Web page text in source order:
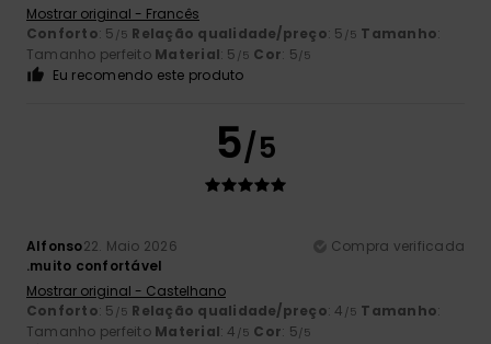
Mostrar original - Francês
Conforto: 5 /5 Relação qualidade/preço: 5 /5 Tamanho:
Tamanho perfeito Material: 5 /5 Cor: 5/5
Eu recomendo este produto
5/5
Alfonso22. Maio 2026
Compra verificada
.muito confortável
Mostrar original - Castelhano
Conforto: 5 /5 Relação qualidade/preço: 4 /5 Tamanho:
Tamanho perfeito Material: 4 /5 Cor: 5/5